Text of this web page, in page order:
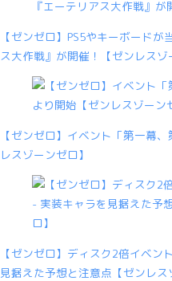
【ゼンゼロ】PS5やキーボード
ス大作戦』が開催！【ゼンレスゾ
【ゼンゼロ】イベント「第一幕
レスゾーンゼロ】
【ゼンゼロ】ディスク2倍イベ
見据えた予想と注意点【ゼンレス